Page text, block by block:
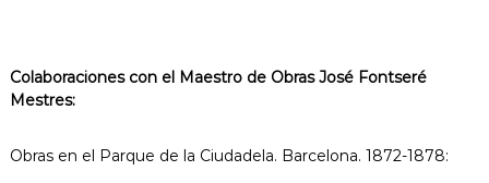
Colaboraciones con el Maestro de Obras José Fontseré
Mestres:
Obras en el Parque de la Ciudadela. Barcelona. 1872-1878: